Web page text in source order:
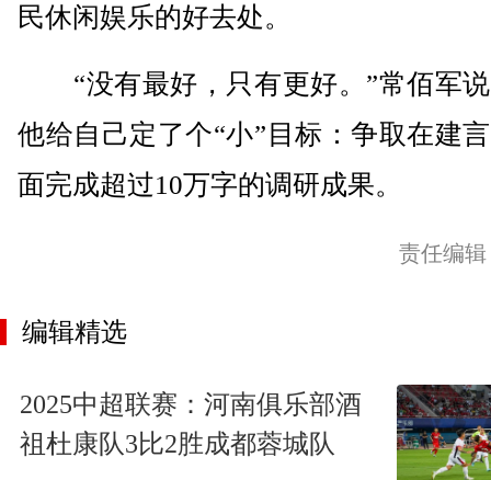
民休闲娱乐的好去处。
“没有最好，只有更好。”常佰军
他给自己定了个“小”目标：争取在建
面完成超过10万字的调研成果。
责任编
编辑精选
2025中超联赛：河南俱乐部酒
祖杜康队3比2胜成都蓉城队